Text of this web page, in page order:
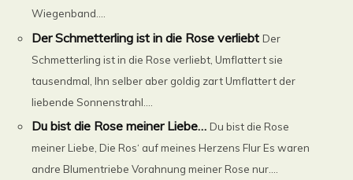
Wiegenband....
Der Schmetterling ist in die Rose verliebt Der
Schmetterling ist in die Rose verliebt, Umflattert sie
tausendmal, Ihn selber aber goldig zart Umflattert der
liebende Sonnenstrahl....
Du bist die Rose meiner Liebe… Du bist die Rose
meiner Liebe, Die Ros‘ auf meines Herzens Flur Es waren
andre Blumentriebe Vorahnung meiner Rose nur....